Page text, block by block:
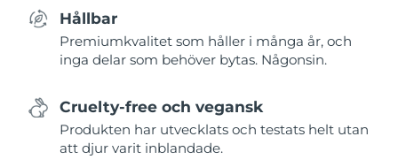
Hållbar
Premiumkvalitet som håller i många år, och
inga delar som behöver bytas. Någonsin.
Cruelty-free och vegansk
Produkten har utvecklats och testats helt utan
att djur varit inblandade.